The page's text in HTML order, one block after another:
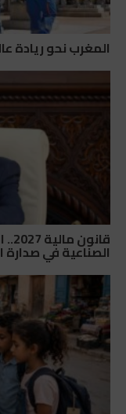
المغرب نحو ريادة
الصناعية في صدارة